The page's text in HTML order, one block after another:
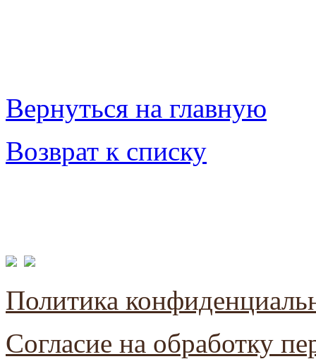
Вернуться на главную
Возврат к списку
Политика
Согласие на обработку